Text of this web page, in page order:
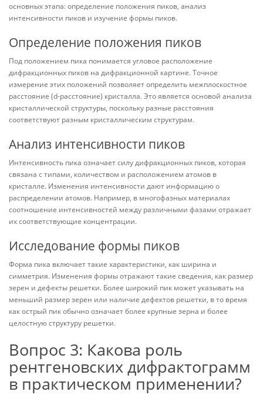
основных этапа: определение положения пиков, анализ
интенсивности пиков и изучение формы пиков.
Определение положения пиков
Под положением пика понимается угловое расположение
дифракционных пиков на дифракционной картине. Точное
измерение этих положений позволяет определить межплоскостное
расстояние (d-расстояние) кристалла. Это является основой анализа
кристаллической структуры, поскольку разные расстояния
соответствуют разным кристаллическим структурам.
Анализ интенсивности пиков
Интенсивность пика означает силу дифракционных пиков, которая
связана с типами, количеством и расположением атомов в
кристалле. Изменения интенсивности дают информацию о
распределении атомов. Например, в многофазных материалах
соотношение интенсивностей между различными фазами отражает
их соответствующие концентрации.
Исследование формы пиков
Форма пика включает такие характеристики, как ширина и
симметрия. Изменения формы отражают такие сведения, как размер
зерен и дефекты решетки. Более широкий пик может указывать на
меньший размер зерен или наличие дефектов решетки, в то время
как острый пик обычно означает более крупные зерна и более
целостную структуру решетки.
Вопрос 3: Какова роль
рентгеновских дифрактограмм
в практическом применении?